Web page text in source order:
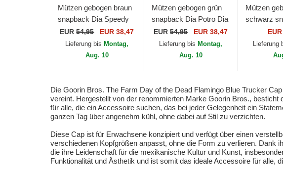
Mützen gebogen braun
snapback Dia Speedy
Dia der Los Muertos
The Farm Goorin Bros.
EUR54,95 EUR 38,47
Lieferung bis Montag,
Aug. 10
Mützen gebogen grün
snapback Dia Potro Dia
der Los Muertos The
Farm Goorin Bros.
EUR54,95 EUR 38,47
Lieferung bis Montag,
Aug. 10
Mützen
schwarz
Michi Dia
Muertos
Goorin
Lieferung
Die Goorin Bros. The Farm Day of the Dead Flamingo Blue Trucker
vereint. Hergestellt von der renommierten Marke Goorin Bros.,
für alle, die ein Accessoire suchen, das bei jeder Gelegenheit ein
ganzen Tag über angenehm kühl, ohne dabei auf Stil zu verzichten.
Diese Cap ist für Erwachsene konzipiert und verfügt über einen
verschiedenen Kopfgrößen anpasst, ohne die Form zu verlieren. Dank
die ihre Leidenschaft für die mexikanische Kultur und Kunst,
Funktionalität und Ästhetik und ist somit das ideale Accessoire für alle,